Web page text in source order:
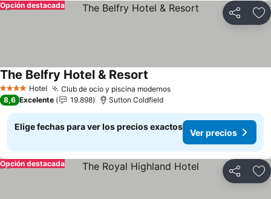
Compartir
Opción destacada
4 EstrellasHotel Club de ocio y piscina modernosVer precios
The Belfry Hotel & Resort
8,6 Excelente 19.898 Sutton Coldfield
Elige fechas para ver los precios exactos
Ver precios
Compartir
Opción destacada